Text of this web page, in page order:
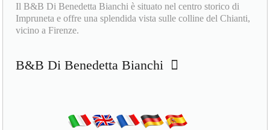
Il B&B Di Benedetta Bianchi è situato nel centro storico di
Impruneta e offre una splendida vista sulle colline del Chianti,
vicino a Firenze.
B&B Di Benedetta Bianchi